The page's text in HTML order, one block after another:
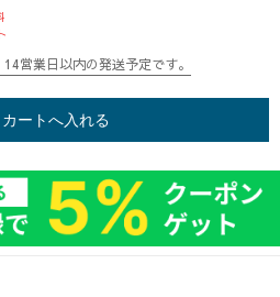
営業日以内の発送予定です。
カートへ入れる